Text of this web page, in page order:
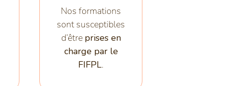
Nos formations
sont susceptibles
d’être prises en
charge par le
FIFPL.